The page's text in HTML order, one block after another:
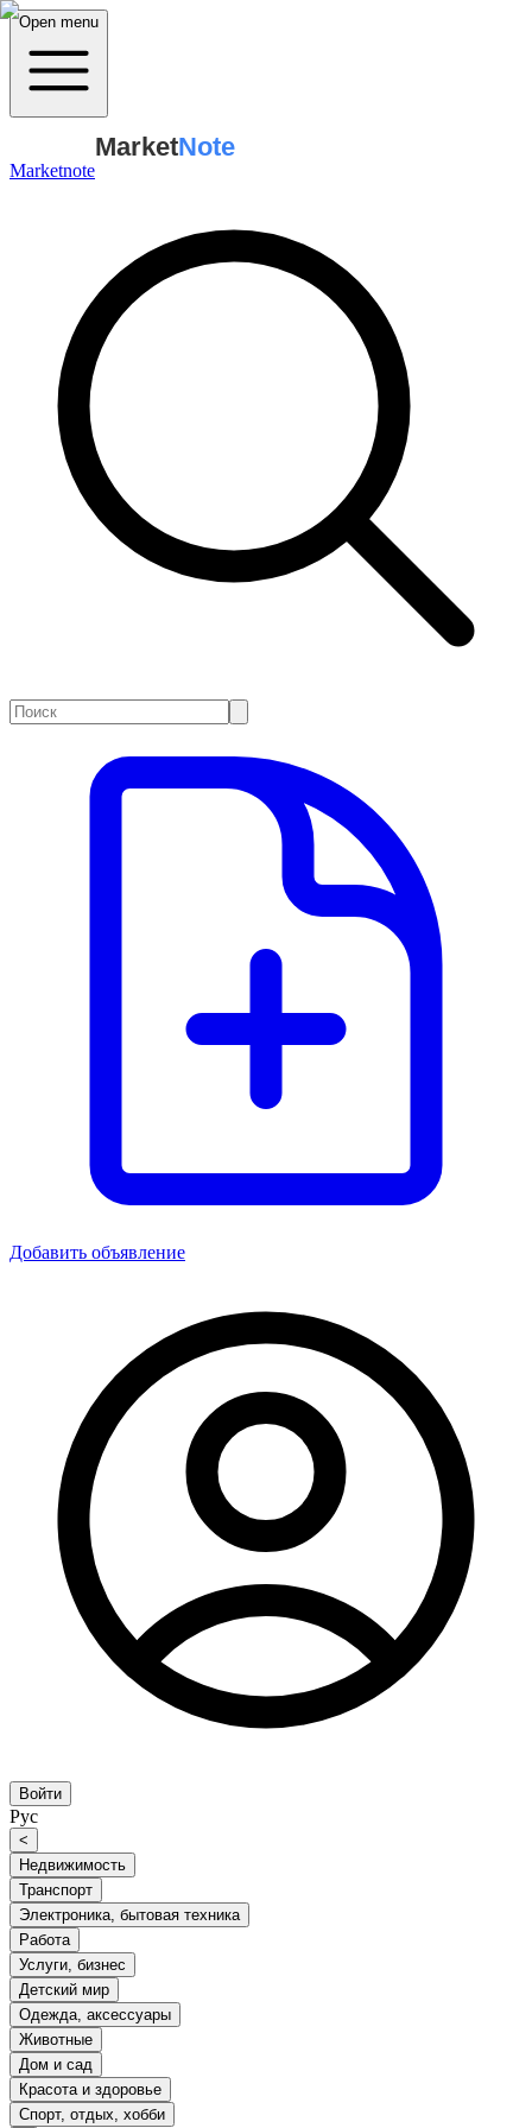
Open menu
Marketnote
MarketNote
Добавить объявление
Войти
Рус
<
Недвижимость
Транспорт
Электроника, бытовая техника
Работа
Услуги, бизнес
Детский мир
Одежда, аксессуары
Животные
Дом и сад
Красота и здоровье
Спорт, отдых, хобби